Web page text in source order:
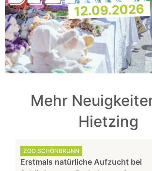
12.09.2026
Mehr
Hietzing
ZOO SCHÖNBRUNN
Erstmals natürliche Aufzucht bei